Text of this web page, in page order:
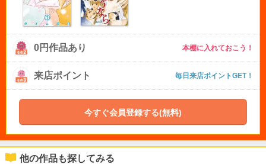
0円作品あり 本棚に入れておこう！
来店ポイント 毎日来店ポイントGET！
今すぐ会員登録する(無料)
他の作品も探してみる